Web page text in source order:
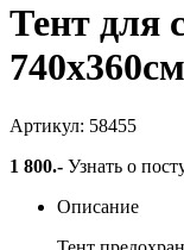
Тент для
Артикул: 58455
1 800.- Узнать о
Описание